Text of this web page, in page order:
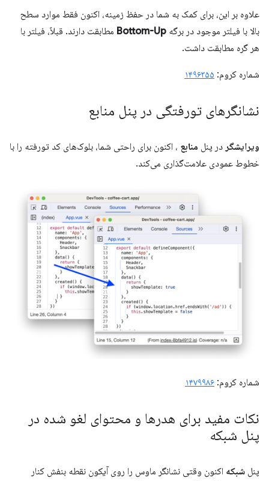
علاوه بر این، برای کمک به شما در حفظ زمینه، اکنون فقط موارد سطح
بالا با فیلتر موجود در برگه Bottom-Up مطابقت دارند. قبلاً، فیلتر با
هر گره مطابقت داشت.
شماره کروم: ۱۴۹۶۳۵۵
نشانگرهای تورفتگی در پنل منابع
ویرایشگر در پنل منابع ، اکنون برای راحتی شما، بلوک‌های کد تورفته را با
خطوط عمودی علامت‌گذاری می‌کند.
شماره کروم: ۱۴۷۹۹۸۶
نکات مفید برای هدرها و محتوای لغو شده در
پنل شبکه
پنل شبکه اکنون وقتی نشانگر ماوس را روی آیکون نقطه بنفش کنار